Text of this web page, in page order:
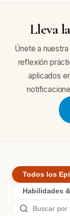
Lleva
Únete a
reflexión
aplicados
Todos los
Habilidades